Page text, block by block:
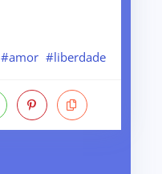
#amor #liberdade